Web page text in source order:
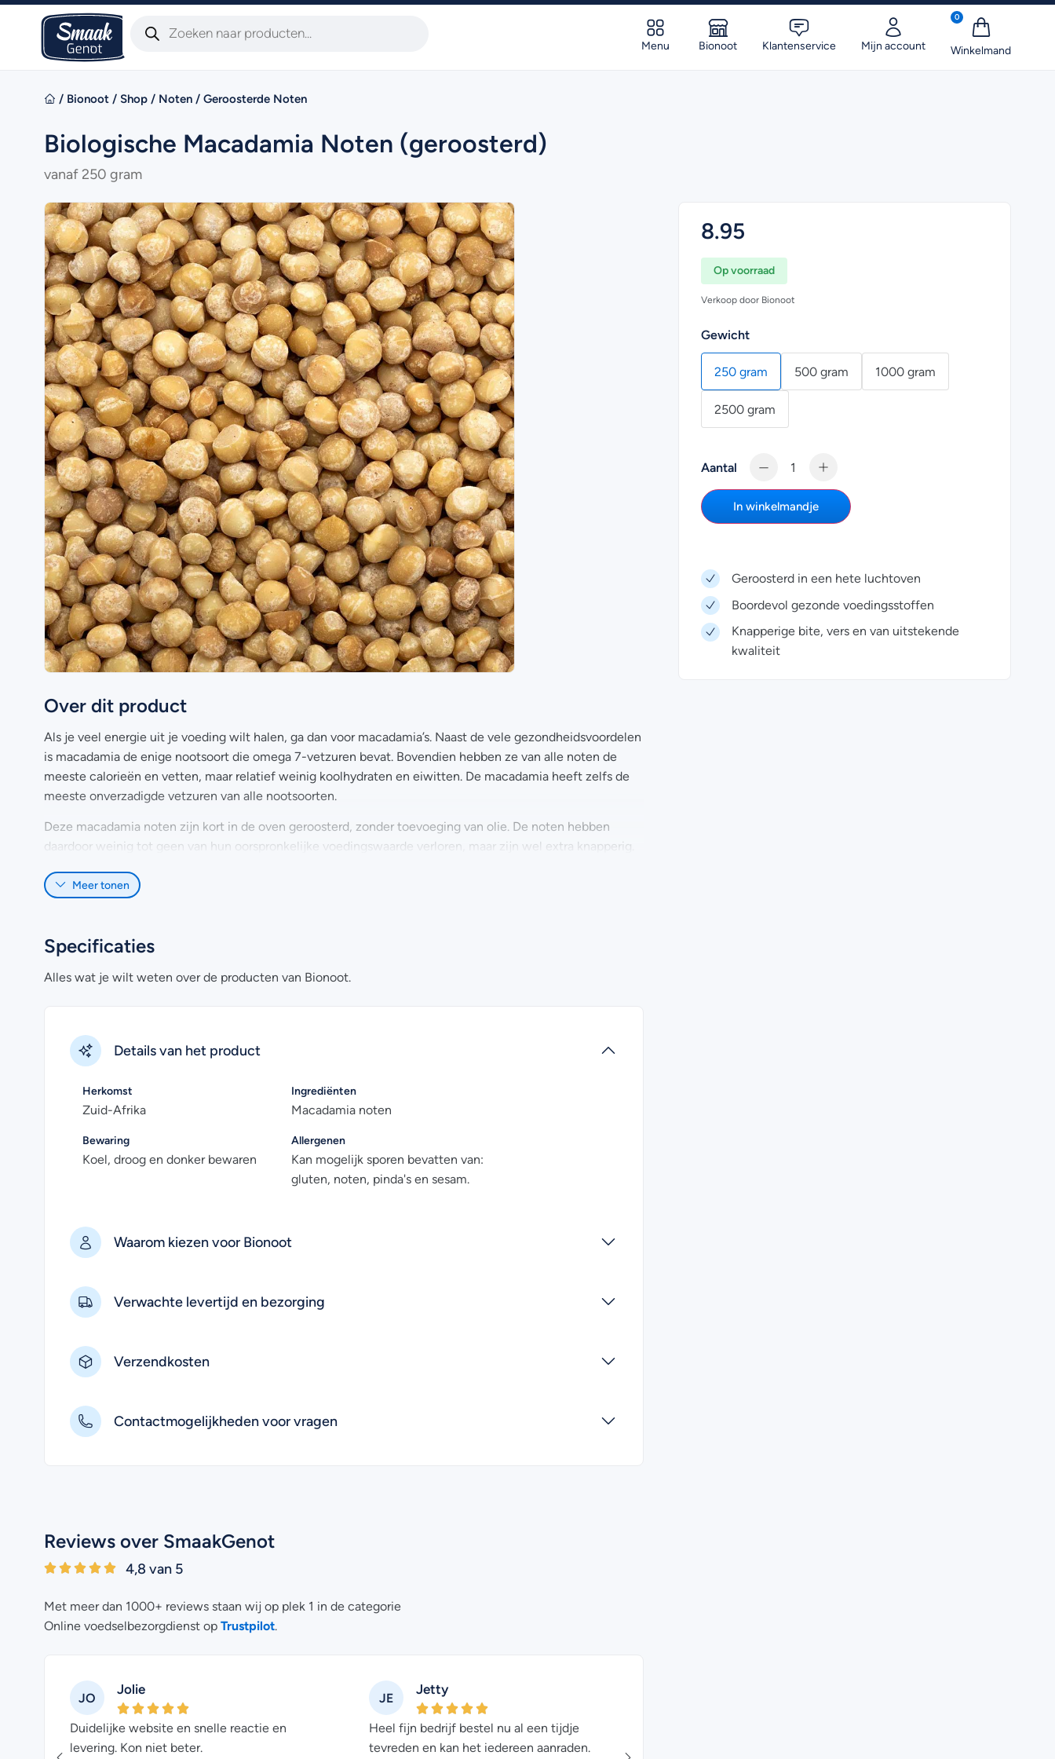
Menu Bionoot Klantenservice Mijn account
0
/ Bionoot / Shop / Noten / Geroosterde Noten
Biologische Macadamia Noten (geroosterd)
vanaf 250 gram
Over dit product
Als je veel energie uit je voeding wilt halen, ga dan voor macadamia’s. Naast de vele gezondheidsvoordelen
is macadamia de enige nootsoort die omega 7-vetzuren bevat. Bovendien hebben ze van alle noten de
meeste calorieën en vetten, maar relatief weinig koolhydraten en eiwitten. De macadamia heeft zelfs de
meeste onverzadigde vetzuren van alle nootsoorten.
Deze macadamia noten zijn kort in de oven geroosterd, zonder toevoeging van olie. De noten hebben
daardoor weinig tot geen van hun oorspronkelijke voedingswaarde verloren, maar zijn wel extra knapperig.
Weetje: Macadamia’s zijn de moeilijkste noten ter wereld om te kraken. Er is een druk van meer dan twintig
kilo per vierkante centimeter nodig. Mede deze hoge inspanning zijn macadamia’s niet de goedkoopste
Bionoot verkoopt ook
Meer tonen
Specificaties
Alles wat je wilt weten over de producten van Bionoot.
Details van het product
Herkomst
Zuid-Afrika
Ingrediënten
Macadamia noten
Bewaring
Koel, droog en donker bewaren
Allergenen
Kan mogelijk sporen bevatten van:
gluten, noten, pinda's en sesam.
Waarom kiezen voor Bionoot
Verwachte levertijd en bezorging
Verzendkosten
Contactmogelijkheden voor vragen
Reviews over SmaakGenot
4,8 van 5
Met meer dan 1000+ reviews staan wij op plek 1 in de categorie
Online voedselbezorgdienst op Trustpilot
JO
Jolie
Duidelijke website en snelle reactie en
levering. Kon niet beter.
JE
Jetty
Heel fijn bedrijf bestel nu al een tijdje
tevreden en kan het iedereen aanraden.
8.95
Op voorraad
Verkoop door Bionoot
Gewicht
250 gram 500 gram 1000 gram
2500 gram
Aantal
In winkelmandje
Geroosterd in een hete luchtoven
Boordevol gezonde voedingsstoffen
Knapperige bite, vers en van uitstekende
kwaliteit